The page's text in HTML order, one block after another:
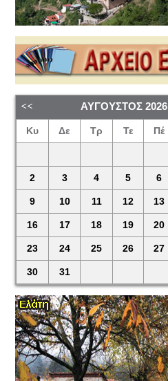
ΑΎΓΟΥΣΤΟΣ 2026
Κυ Δε Τρ Τε Πέ
2 3 4 5 6
9 10 11 12 13
16 17 18 19 20
23 24 25 26 27
30 31